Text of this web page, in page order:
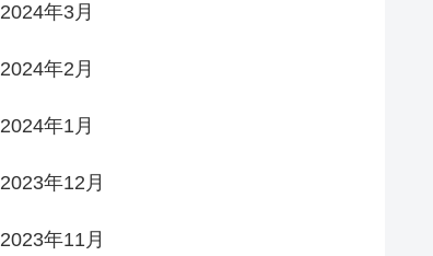
2024年3月
2024年2月
2024年1月
2023年12月
2023年11月